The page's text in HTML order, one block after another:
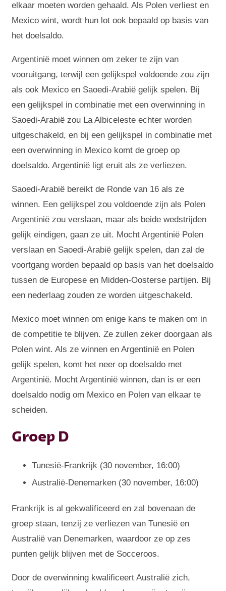
elkaar moeten worden gehaald. Als Polen verliest en
Mexico wint, wordt hun lot ook bepaald op basis van
het doelsaldo.
Argentinië moet winnen om zeker te zijn van
vooruitgang, terwijl een gelijkspel voldoende zou zijn
als ook Mexico en Saoedi-Arabië gelijk spelen. Bij
een gelijkspel in combinatie met een overwinning in
Saoedi-Arabië zou La Albiceleste echter worden
uitgeschakeld, en bij een gelijkspel in combinatie met
een overwinning in Mexico komt de groep op
doelsaldo. Argentinië ligt eruit als ze verliezen.
Saoedi-Arabië bereikt de Ronde van 16 als ze
winnen. Een gelijkspel zou voldoende zijn als Polen
Argentinië zou verslaan, maar als beide wedstrijden
gelijk eindigen, gaan ze uit. Mocht Argentinië Polen
verslaan en Saoedi-Arabië gelijk spelen, dan zal de
voortgang worden bepaald op basis van het doelsaldo
tussen de Europese en Midden-Oosterse partijen. Bij
een nederlaag zouden ze worden uitgeschakeld.
Mexico moet winnen om enige kans te maken om in
de competitie te blijven. Ze zullen zeker doorgaan als
Polen wint. Als ze winnen en Argentinië en Polen
gelijk spelen, komt het neer op doelsaldo met
Argentinië. Mocht Argentinië winnen, dan is er een
doelsaldo nodig om Mexico en Polen van elkaar te
scheiden.
Groep D
Tunesië-Frankrijk (30 november, 16:00)
Australië-Denemarken (30 november, 16:00)
Frankrijk is al gekwalificeerd en zal bovenaan de
groep staan, tenzij ze verliezen van Tunesië en
Australië van Denemarken, waardoor ze op zes
punten gelijk blijven met de Socceroos.
Door de overwinning kwalificeert Australië zich,